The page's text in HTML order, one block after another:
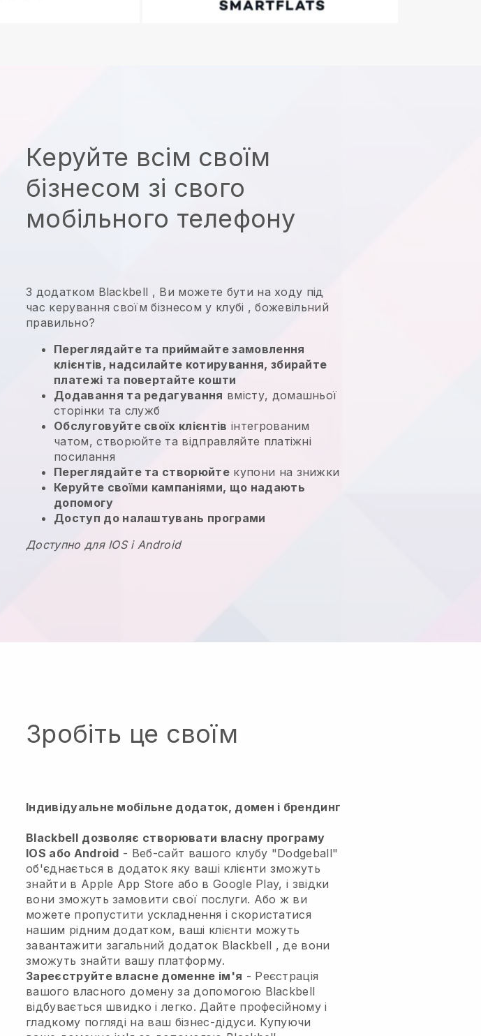
Керуйте всім своїм
бізнесом зі свого
мобільного телефону
З додатком Blackbell , Ви можете бути на ходу під
час керування своїм бізнесом у клубі , божевільний
правильно?
Переглядайте та приймайте замовлення
клієнтів, надсилайте котирування, збирайте
платежі та повертайте кошти
Додавання та редагування вмісту, домашньої
сторінки та служб
Обслуговуйте своїх клієнтів інтегрованим
чатом, створюйте та відправляйте платіжні
посилання
Переглядайте та створюйте купони на знижки
Керуйте своїми кампаніями, що надають
допомогу
Доступ до налаштувань програми
Доступно для IOS і Android
Зробіть це своїм
Індивідуальне мобільне додаток, домен і брендинг
Blackbell дозволяє створювати власну програму
IOS або Android - Веб-сайт вашого клубу "Dodgeball"
об'єднається в додаток яку ваші клієнти зможуть
знайти в Apple App Store або в Google Play, і звідки
вони зможуть замовити свої послуги. Або ж ви
можете пропустити ускладнення і скористатися
нашим рідним додатком, ваші клієнти можуть
завантажити загальний додаток Blackbell , де вони
зможуть знайти вашу платформу.
Зареєструйте власне доменне ім'я - Реєстрація
вашого власного домену за допомогою Blackbell
відбувається швидко і легко. Дайте професійному і
гладкому погляді на ваш бізнес-дідуси. Купуючи